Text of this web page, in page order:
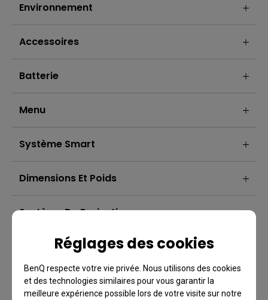
Réglages des cookies
BenQ respecte votre vie privée. Nous utilisons des cookies
et des technologies similaires pour vous garantir la
meilleure expérience possible lors de votre visite sur notre
Environnement
Accessoires
Batterie
Menu
Système Smart
Dimensions Et Poids
Système De Projection